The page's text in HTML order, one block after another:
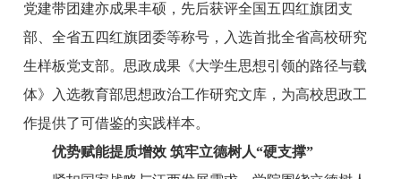
党建带团建亦成果丰硕，先后获评全国五四红旗团支
部、全省五四红旗团委等称号，入选首批全省高校研究
生样板党支部。思政成果《大学生思想引领的路径与载
体》入选教育部思想政治工作研究文库，为高校思政工
作提供了可借鉴的实践样本。
优势赋能提质增效 筑牢立德树人“硬支撑”